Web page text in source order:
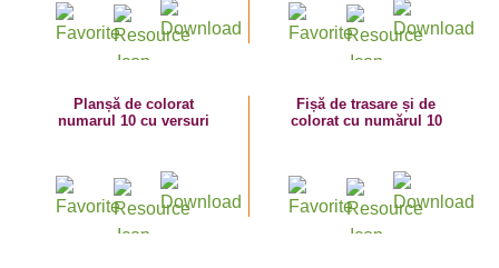
Planșă de colorat
numarul 10 cu versuri
Fișă de trasare și de
colorat cu numărul 10